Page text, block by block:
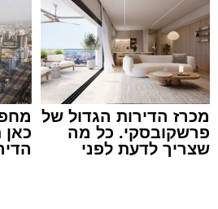
צילום: שמחה חסיד הצלה דרום
מערכת האתר / 00:47 09.08.26
מכרז הדירות הגדול של
פרשקובסקי. כל מה
שצריך לדעת לפני